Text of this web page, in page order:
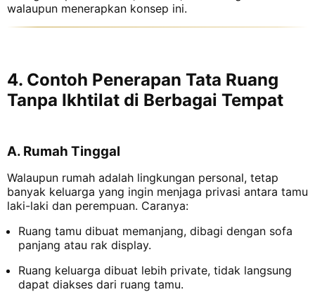
walaupun menerapkan konsep ini.
4. Contoh Penerapan Tata Ruang
Tanpa Ikhtilat di Berbagai Tempat
A. Rumah Tinggal
Walaupun rumah adalah lingkungan personal, tetap
banyak keluarga yang ingin menjaga privasi antara tamu
laki-laki dan perempuan. Caranya:
Ruang tamu dibuat memanjang, dibagi dengan sofa
panjang atau rak display.
Ruang keluarga dibuat lebih private, tidak langsung
dapat diakses dari ruang tamu.